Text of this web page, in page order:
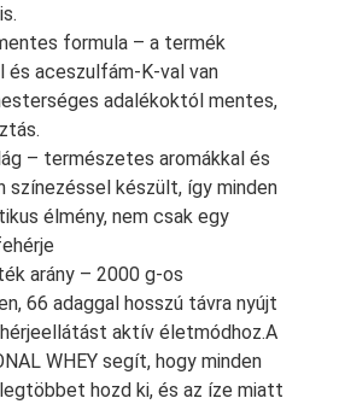
formula – a termék
és aceszulfám-K-val van
adalékoktól mentes,
– természetes aromákkal és
színezéssel készült, így minden
élmény, nem csak egy
arány – 2000 g-os
66 adaggal hosszú távra nyújt
aktív életmódhoz.A
WHEY segít, hogy minden
hozd ki, és az íze miatt